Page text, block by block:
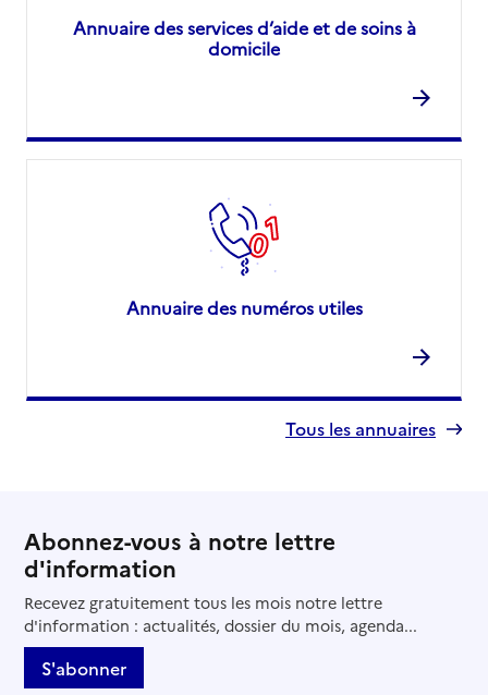
Annuaire des services d’aide et de soins à
domicile
Annuaire des numéros utiles
Tous les annuaires
Abonnez-vous à notre lettre
d'information
Recevez gratuitement tous les mois notre lettre
d'information : actualités, dossier du mois, agenda...
S'abonner